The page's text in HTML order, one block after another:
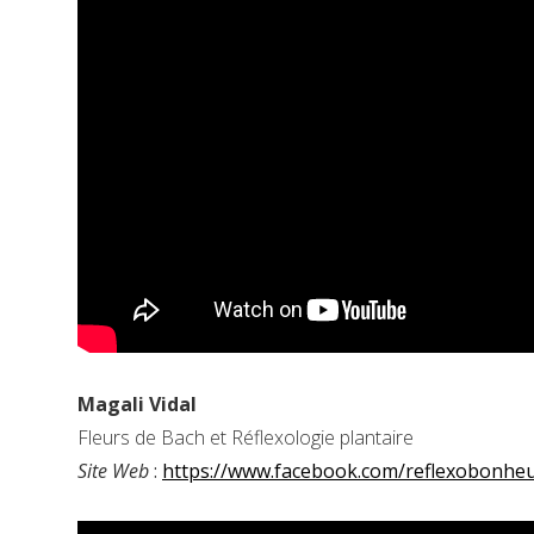
Magali Vidal
Fleurs de Bach et Réflexologie plantaire
Site Web: https://www.facebook.com/